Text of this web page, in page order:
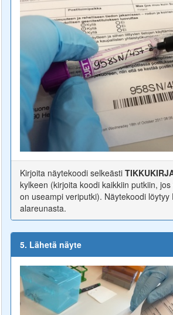
Kirjoita näytekoodi selkeästi
kylkeen (kirjoita koodi kaikkiin putkiin,
on useampi veriputki). Näytekoodi löytyy
alareunasta.
5. Lähetä näyte